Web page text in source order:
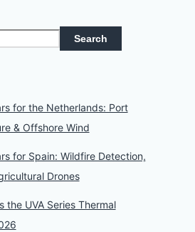
Search
for the Netherlands: Port
& Offshore Wind
for Spain: Wildfire Detection,
Drones
the UVA Series Thermal